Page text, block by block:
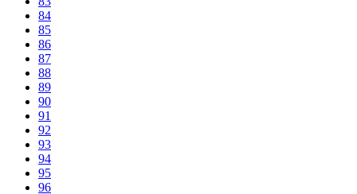
84
85
86
87
88
89
90
91
92
93
94
95
96